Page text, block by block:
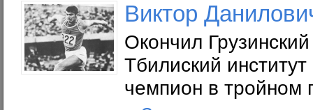
Виктор
Окончил
Тбилиский
чемпион в тройном